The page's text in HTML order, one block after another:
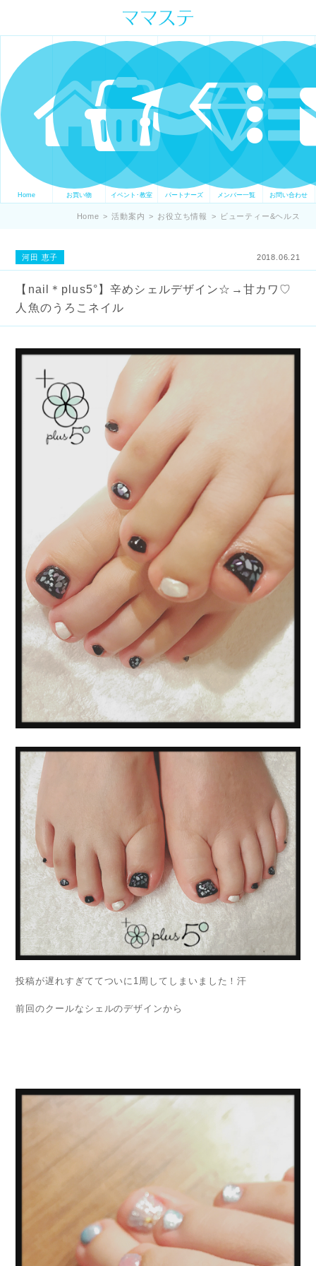
ママの才能発信します。 手づくり
表現ステージ ママステ スキル・セ
ンスを表現したいママが集まって
ます。
Home お買い物 イベント･教室 パートナーズ メンバー一覧 お問い合わせ
Home > 活動案内 > お役立ち情報 > ビューティー&ヘルス
河田 恵子 2018.06.21
【nail＊plus5°】辛めシェルデザイン☆→甘カワ♡
人魚のうろこネイル
投稿が遅れすぎててついに1周してしまいました！汗
前回のクールなシェルのデザインから